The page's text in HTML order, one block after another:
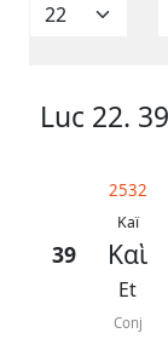
Luc 22. 39
39
2532
Kaï
Καὶ
Et
Conj
Analyse
généraux
Abréviations